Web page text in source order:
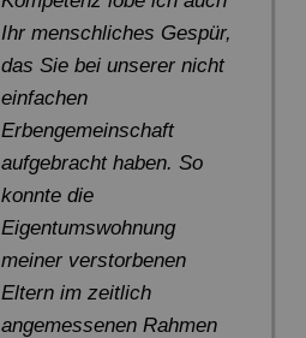
Ihr menschliches Gespür,
das Sie bei unserer nicht
einfachen
Erbengemeinschaft
aufgebracht haben. So
konnte die
Eigentumswohnung
meiner verstorbenen
Eltern im zeitlich
angemessenen Rahmen